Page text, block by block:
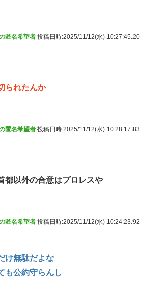
匿名希望者 投稿日時:2025/11/12(水) 10:27:45.20
られたんか
匿名希望者 投稿日時:2025/11/12(水) 10:28:17.83
都以外の合意はプロレスや
匿名希望者 投稿日時:2025/11/12(水) 10:24:23.92
け無駄だよな
も公約守らんし